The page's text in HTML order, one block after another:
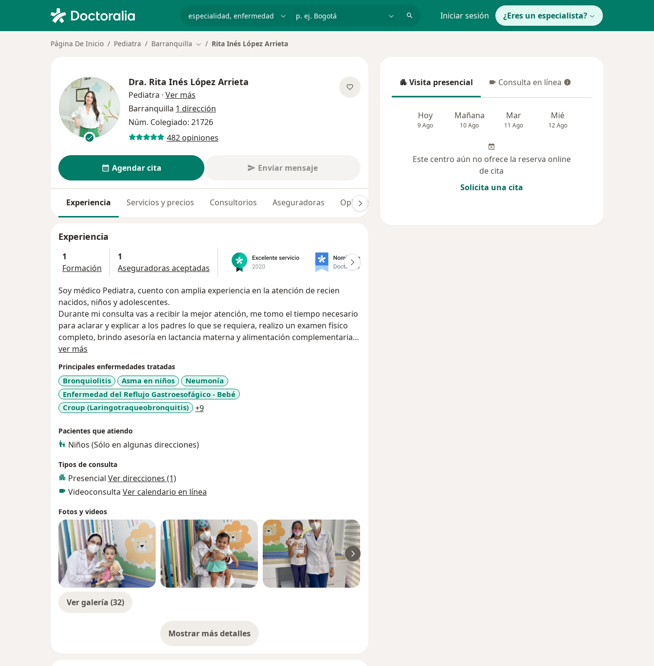
p. ej. Bogotá Iniciar sesión ¿Eres un especialista?
Página De Inicio Pediatra Barranquilla Cambiar de ciudad
Rita Inés López Arrieta
Dra. Rita Inés López Arrieta
Pediatra · Ver más
Barranquilla 1 dirección
Núm. Colegiado: 21726
482 opiniones
Agendar cita Enviar mensaje
Experiencia Servicios y precios Consultorios Aseguradoras Opiniones (482)
Experiencia
1
Formación
1
Aseguradoras aceptadas
Soy médico Pediatra, cuento con amplia experiencia en la atención de recien
nacidos, niños y adolescentes.
Durante mi consulta vas a recibir la mejor atención, me tomo el tiempo necesario
para aclarar y explicar a los padres lo que se requiera, realizo un examen físico
completo, brindo asesoría en lactancia materna y alimentación complementaria,
los asesoro acerca de las pautas de crianza humanizada.
ver más
Principales enfermedades tratadas
Bronquiolitis Asma en niños
Neumonía
Enfermedad del Reflujo Gastroesofágico - Bebé
Croup (Laringotraqueobronquitis)
+9a11y_sr_more_diseases
Pacientes que atiendo
Niños (Sólo en algunas direcciones)
Tipos de consulta
Presencial Ver direcciones (1)
Videoconsulta Ver calendario en línea
Fotos y videos
Ver galería (32)
Mostrar más detalles
sobre la experiencia
Visita presencial
Visita presencial Consulta en línea
Consulta en línea
Hoy
9 Ago
Mañana
10 Ago
Mar
11 Ago
Mié
12 Ago
Este centro aún no ofrece la reserva online
de cita
Solicita una cita